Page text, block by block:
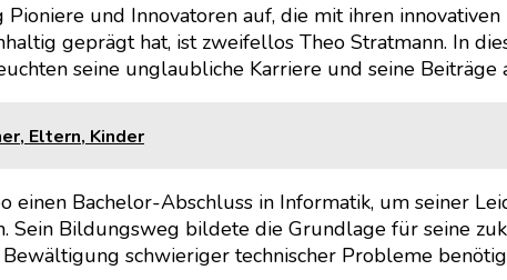
und Innovatoren auf, die mit ihren
geprägt hat, ist zweifellos Theo Stratmann. In
seine unglaubliche Karriere und seine
Eltern, Kinder
einen Bachelor-Abschluss in Informatik, um seiner
Sein Bildungsweg bildete die Grundlage für seine
schwieriger technischer Probleme